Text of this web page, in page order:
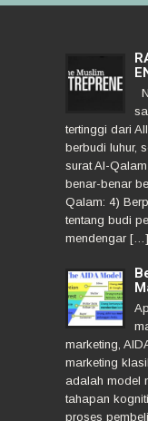
tertinggi dari
berbudi luhur,
surat Al-
benar-benar
Qalam: 4)
tentang budi
mendengar […]
marketing,
marketing
adalah model
tahapan
proses